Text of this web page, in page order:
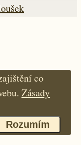
co
Zásady
Rozumím